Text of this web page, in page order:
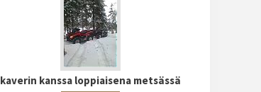
kaverin kanssa loppiaisena metsässä